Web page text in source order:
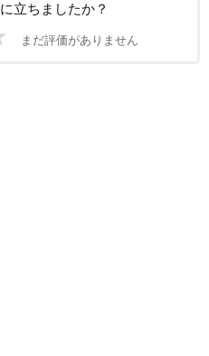
立ちましたか？
まだ評価がありません